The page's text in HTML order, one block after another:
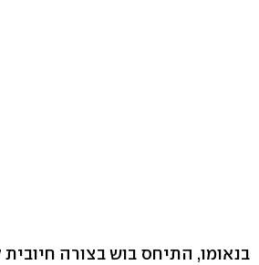
בנאומו, התיחס בוש בצורה חיובית